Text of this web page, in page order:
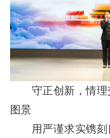
守正创新，情
图景
用严谨求实镌